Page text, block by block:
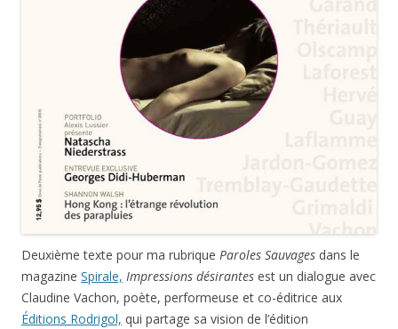
Deuxième texte pour ma rubrique Paroles Sauvages dans le
magazine Spirale, Impressions désirantes est un dialogue avec
Claudine Vachon, poète, performeuse et co-éditrice aux
Éditions Rodrigol, qui partage sa vision de l’édition